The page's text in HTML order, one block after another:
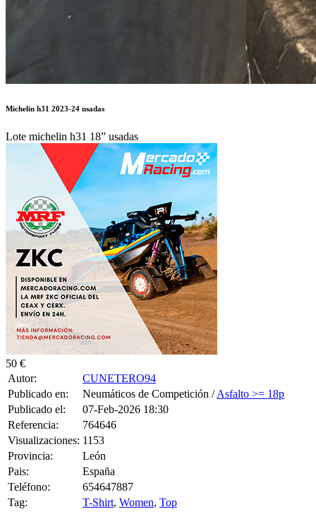
Michelin h31 2023-24 usadas
Lote michelin h31 18” usadas
50 €
Autor:
CUNETERO94
Publicado en:
Neumáticos de Competición /Asfalto >= 18p
Publicado el:
07-Feb-2026 18:30
Referencia:
764646
Visualizaciones: 1153
Provincia:
León
Pais:
España
Teléfono:
654647887
Tag:
T-Shirt, Women, Top